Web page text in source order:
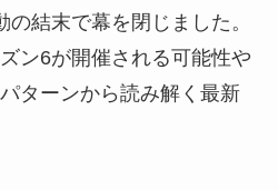
結末で幕を閉じました。
ン6が開催される可能性や
ターンから読み解く最新